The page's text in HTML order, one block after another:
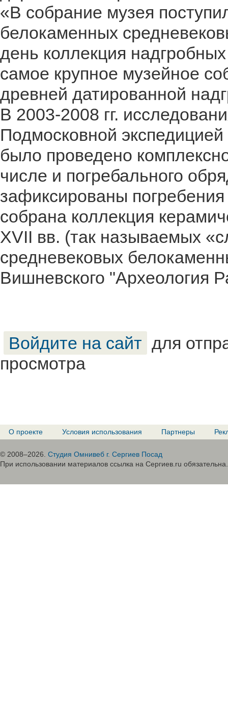
«В собрание музея
белокаменных
день коллекция
самое крупное музейное
древней датированной
В 2003-2008 гг.
Подмосковной
было проведено
числе и погребального
зафиксированы
собрана коллекция
XVII вв. (так называемых
средневековых
Вишневского "Археология
Войдите на сайт для
просмотра
О проекте Условия использования Партнеры
© 2008–2026. Студия Омнивеб г. Сергиев Посад
При использовании материалов ссылка на Сергиев.ru обязательна.